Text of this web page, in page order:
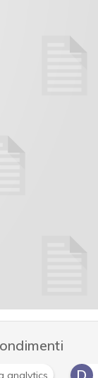
analytics